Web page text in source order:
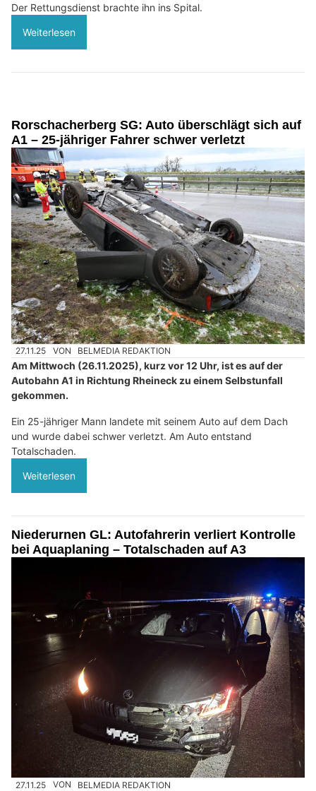
Der Rettungsdienst brachte ihn ins Spital.
Weiterlesen
Rorschacherberg SG: Auto überschlägt sich auf
A1 – 25-jähriger Fahrer schwer verletzt
27.11.25 VON BELMEDIA REDAKTION
Am Mittwoch (26.11.2025), kurz vor 12 Uhr, ist es auf der
Autobahn A1 in Richtung Rheineck zu einem Selbstunfall
gekommen.
Ein 25-jähriger Mann landete mit seinem Auto auf dem Dach
und wurde dabei schwer verletzt. Am Auto entstand
Totalschaden.
Weiterlesen
Niederurnen GL: Autofahrerin verliert Kontrolle
bei Aquaplaning – Totalschaden auf A3
27.11.25 VON BELMEDIA REDAKTION